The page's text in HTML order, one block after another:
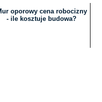
oporowy cena robocizny
- ile kosztuje budowa?